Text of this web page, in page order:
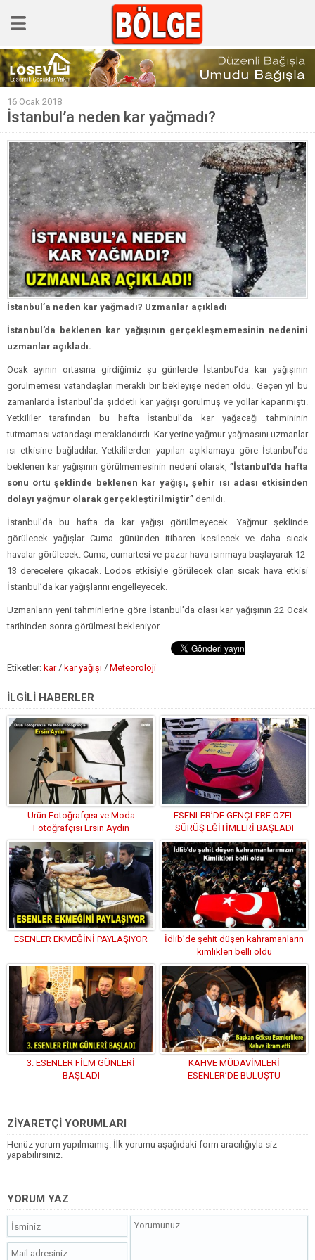
GÜNCEL
POLİTİKA
Polis & Adliye
SPOR
EKONOMİ
YAZARLAR
Sağlık & Yaşam
Kültür & Sanat
EĞİTİM
Müzik & Magazin
16 Ocak 2018
İstanbul’a neden kar yağmadı?
İstanbul’a neden kar yağmadı? Uzmanlar açıkladı
İstanbul’da beklenen kar yağışının gerçekleşmemesinin nedenini
uzmanlar açıkladı.
Ocak ayının ortasına girdiğimiz şu günlerde İstanbul’da kar yağışının
görülmemesi vatandaşları meraklı bir bekleyişe neden oldu. Geçen yıl bu
zamanlarda İstanbul’da şiddetli kar yağışı görülmüş ve yollar kapanmıştı.
Yetkililer tarafından bu hafta İstanbul’da kar yağacağı tahmininin
tutmaması vatandaşı meraklandırdı. Kar yerine yağmur yağmasını uzmanlar
ısı etkisine bağladılar. Yetkililerden yapılan açıklamaya göre İstanbul’da
beklenen kar yağışının görülmemesinin nedeni olarak, ”İstanbul’da hafta
sonu örtü şeklinde beklenen kar yağışı, şehir ısı adası etkisinden
dolayı yağmur olarak gerçekleştirilmiştir” denildi.
İstanbul’da bu hafta da kar yağışı görülmeyecek. Yağmur şeklinde
görülecek yağışlar Cuma gününden itibaren kesilecek ve daha sıcak
havalar görülecek. Cuma, cumartesi ve pazar hava ısınmaya başlayarak 12-
13 derecelere çıkacak. Lodos etkisiyle görülecek olan sıcak hava etkisi
İstanbul’da kar yağışlarını engelleyecek.
Uzmanların yeni tahminlerine göre İstanbul’da olası kar yağışının 22 Ocak
tarihinden sonra görülmesi bekleniyor…
Etiketler: kar/ kar yağışı / Meteoroloji
İLGİLİ HABERLER
Ürün Fotoğrafçısı ve Moda
Fotoğrafçısı Ersin Aydın
ESENLER’DE GENÇLERE ÖZEL
SÜRÜŞ EĞİTİMLERİ BAŞLADI
ESENLER EKMEĞİNİ PAYLAŞIYOR
İdlib’de şehit düşen kahramanların
kimlikleri belli oldu
3. ESENLER FİLM GÜNLERİ
BAŞLADI
KAHVE MÜDAVİMLERİ
ESENLER’DE BULUŞTU
ZİYARETÇİ YORUMLARI
Henüz yorum yapılmamış. İlk yorumu aşağıdaki form aracılığıyla siz
yapabilirsiniz.
YORUM YAZ